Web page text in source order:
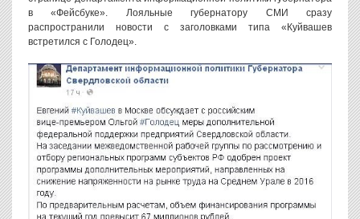
в «Фейсбуке». Лояльные губернатору СМИ сразу
распространили новости с заголовками типа «Куйвашев
встретился с Голодец».